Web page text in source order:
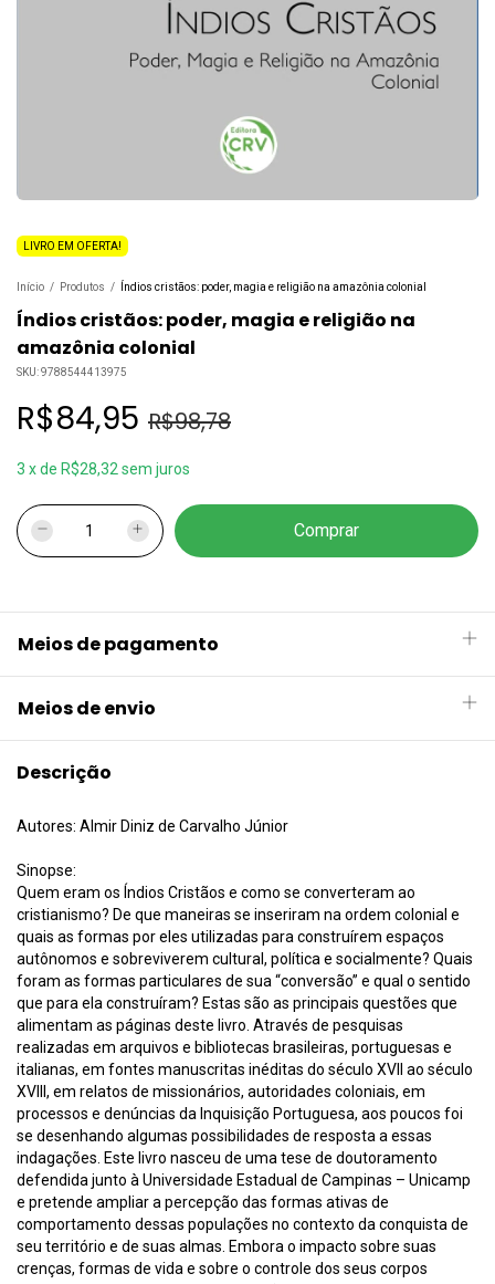
LIVRO EM OFERTA!
Início / Produtos / Índios cristãos: poder, magia e religião na amazônia colonial
Índios cristãos: poder, magia e religião na
amazônia colonial
SKU:9788544413975
R$84,95 R$98,78
3 xde R$28,32 sem juros
Meios de pagamento
Meios de envio
Descrição
Autores: Almir Diniz de Carvalho Júnior
Sinopse:
Quem eram os Índios Cristãos e como se converteram ao
cristianismo? De que maneiras se inseriram na ordem colonial e
quais as formas por eles utilizadas para construírem espaços
autônomos e sobreviverem cultural, política e socialmente? Quais
foram as formas particulares de sua “conversão” e qual o sentido
que para ela construíram? Estas são as principais questões que
alimentam as páginas deste livro. Através de pesquisas
realizadas em arquivos e bibliotecas brasileiras, portuguesas e
italianas, em fontes manuscritas inéditas do século XVII ao século
XVIII, em relatos de missionários, autoridades coloniais, em
processos e denúncias da Inquisição Portuguesa, aos poucos foi
se desenhando algumas possibilidades de resposta a essas
indagações. Este livro nasceu de uma tese de doutoramento
defendida junto à Universidade Estadual de Campinas – Unicamp
e pretende ampliar a percepção das formas ativas de
comportamento dessas populações no contexto da conquista de
seu território e de suas almas. Embora o impacto sobre suas
crenças, formas de vida e sobre o controle dos seus corpos